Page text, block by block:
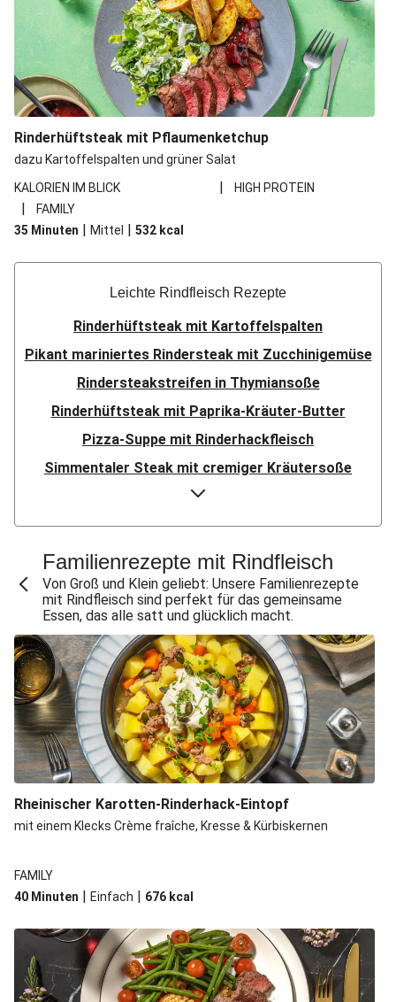
Rinderhüftsteak mit Pflaumenketchup
dazu Kartoffelspalten und grüner Salat
KALORIEN IM BLICK
| HIGH PROTEIN
|
FAMILY
35 Minuten | Mittel | 532 kcal
Leichte Rindfleisch Rezepte
Rinderhüftsteak mit Kartoffelspalten
Pikant mariniertes Rindersteak mit Zucchinigemüse
Rindersteakstreifen in Thymiansoße
Rinderhüftsteak mit Paprika-Kräuter-Butter
Pizza-Suppe mit Rinderhackfleisch
Simmentaler Steak mit cremiger Kräutersoße
Asiatisches Rindfleisch mit Pilzen
Saftiges Hüftsteak
Steak mit Kräuterrahm
Rindersteak mit Thymian-Zucchini
Rindersteak mit geschmorten Tomaten
Hello Feijoada! Brasilianischer Eintopf
Saftiges Rinderhüftsteak
Asiatische Rinderpfanne
Arabisch mariniertes Rinderhüftsteak
BBQ-Pfeffer-Steak in Tabasco-Tomaten-Soße
Mexikanische Rinderpfanne
Hello Bulgogi! Koreanisches Rindfleisch
Pikant-feurig marinierte Rindersteaks
Saftige Rinderstreifen
Familienrezepte mit Rindfleisch
Von Groß und Klein geliebt: Unsere Familienrezepte
mit Rindfleisch sind perfekt für das gemeinsame
Essen, das alle satt und glücklich macht.
Rheinischer Karotten-Rinderhack-Eintopf
mit einem Klecks Crème fraîche, Kresse & Kürbiskernen
FAMILY
40 Minuten | Einfach | 676 kcal